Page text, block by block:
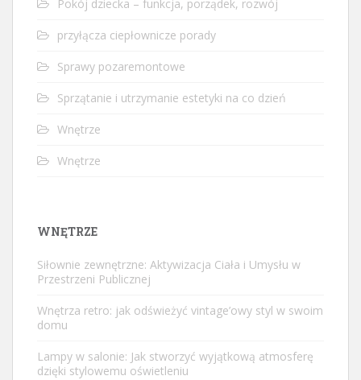
Pokój dziecka – funkcja, porządek, rozwój
przyłącza ciepłownicze porady
Sprawy pozaremontowe
Sprzątanie i utrzymanie estetyki na co dzień
Wnętrze
Wnętrze
WNĘTRZE
Siłownie zewnętrzne: Aktywizacja Ciała i Umysłu w
Przestrzeni Publicznej
Wnętrza retro: jak odświeżyć vintage’owy styl w swoim
domu
Lampy w salonie: Jak stworzyć wyjątkową atmosferę
dzięki stylowemu oświetleniu